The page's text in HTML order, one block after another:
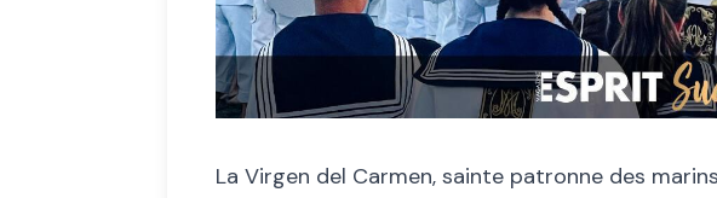
La Virgen del Carmen, sainte patronne des